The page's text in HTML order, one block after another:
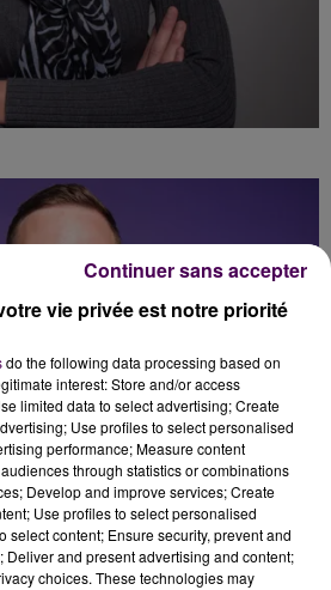
vie privée est notre priorité
do the following data processing based on
interest: Store and/or access
limited data to select advertising; Create
Use profiles to select personalised
performance; Measure content
through statistics or combinations
Develop and improve services; Create
Use profiles to select personalised
select content; Ensure security, prevent and
Deliver and present advertising and content;
choices. These technologies may
Continuer sans accepter